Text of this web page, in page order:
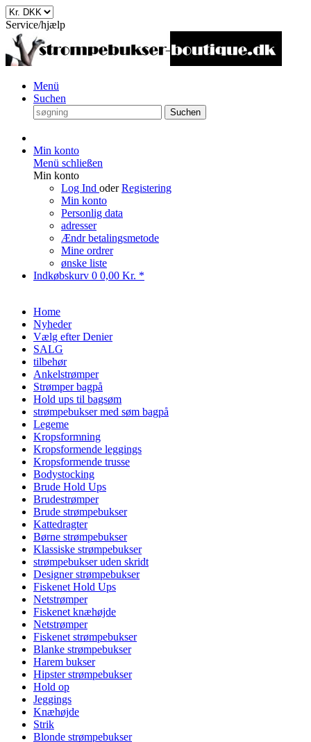
Service/hjælp
Menü
Suchen
Suchen
Min konto
Menü schließen
Min konto
Log Ind oderRegistering
Min konto
Personlig data
adresser
Ændr betalingsmetode
Mine ordrer
ønske liste
Indkøbskurv 0 0,00 Kr. *
Home
Nyheder
Vælg efter Denier
SALG
tilbehør
Ankelstrømper
Strømper bagpå
Hold ups til bagsøm
strømpebukser med søm bagpå
Legeme
Kropsformning
Kropsformende leggings
Kropsformende trusse
Bodystocking
Brude Hold Ups
Brudestrømper
Brude strømpebukser
Kattedragter
Børne strømpebukser
Klassiske strømpebukser
strømpebukser uden skridt
Designer strømpebukser
Fiskenet Hold Ups
Netstrømper
Fiskenet knæhøjde
Netstrømper
Fiskenet strømpebukser
Blanke strømpebukser
Harem bukser
Hipster strømpebukser
Hold op
Jeggings
Knæhøjde
Strik
Blonde strømpebukser